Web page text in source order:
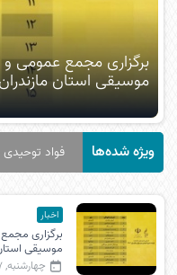
انتخابات هیات مدیره
ویژه شده‌ها
و انتخابات هیات مدیره
اخبار
برگزاری
موسیقی
چهارشنبه, 07 آذر 1403